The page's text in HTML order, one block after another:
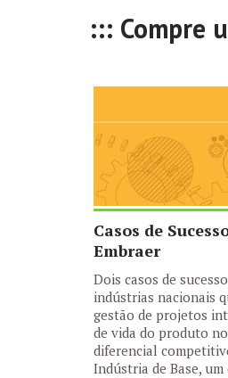
::: Compre
Casos de
Embraer
Dois casos de
indústrias nacionais
gestão de projetos
de vida do produto
diferencial
Indústria de Base, um